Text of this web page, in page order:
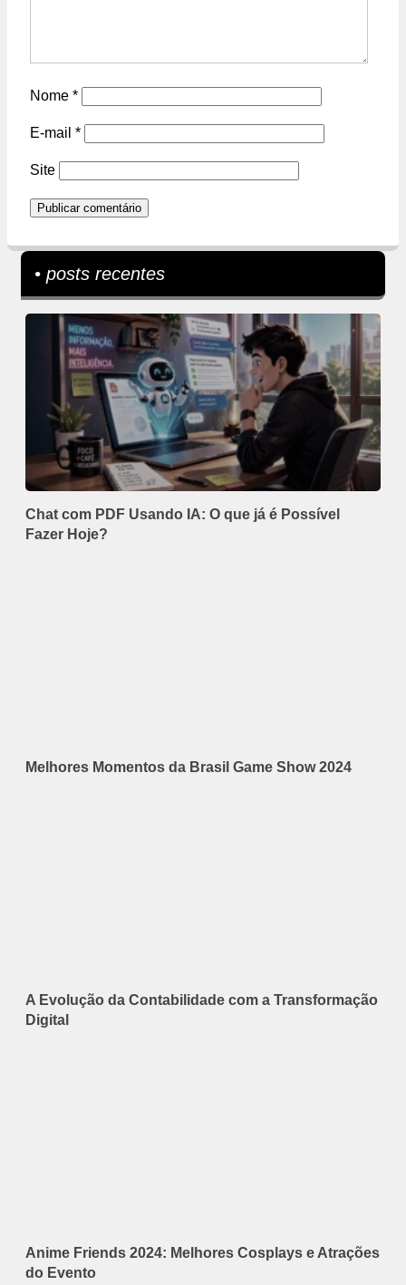
Nome *
E-mail *
Site
• posts recentes
Chat com PDF Usando IA: O que já é Possível
Fazer Hoje?
Melhores Momentos da Brasil Game Show 2024
A Evolução da Contabilidade com a Transformação
Digital
Anime Friends 2024: Melhores Cosplays e Atrações
do Evento